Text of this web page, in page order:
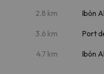
2.8 km
3.6 km
4.7 km
Ibón
Port
Ibón